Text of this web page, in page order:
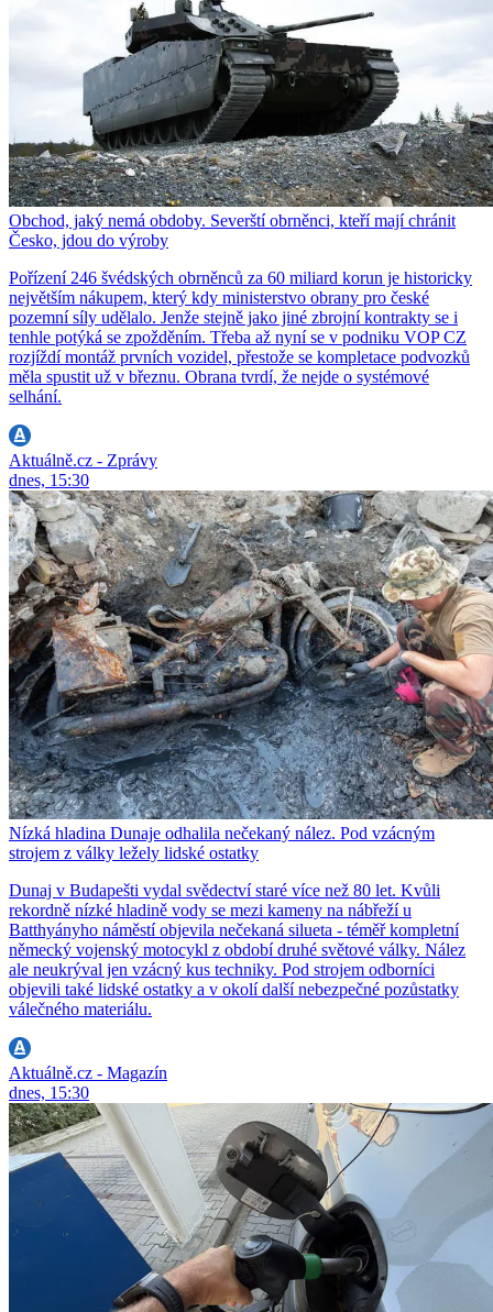
Obchod, jaký nemá obdoby. Severští obrněnci, kteří mají chránit
Česko, jdou do výroby
Pořízení 246 švédských obrněnců za 60 miliard korun je historicky
největším nákupem, který kdy ministerstvo obrany pro české
pozemní síly udělalo. Jenže stejně jako jiné zbrojní kontrakty se i
tenhle potýká se zpožděním. Třeba až nyní se v podniku VOP CZ
rozjíždí montáž prvních vozidel, přestože se kompletace podvozků
měla spustit už v březnu. Obrana tvrdí, že nejde o systémové
selhání.
Aktuálně.cz - Zprávy
dnes, 15:30
Nízká hladina Dunaje odhalila nečekaný nález. Pod vzácným
strojem z války ležely lidské ostatky
Dunaj v Budapešti vydal svědectví staré více než 80 let. Kvůli
rekordně nízké hladině vody se mezi kameny na nábřeží u
Batthyányho náměstí objevila nečekaná silueta - téměř kompletní
německý vojenský motocykl z období druhé světové války. Nález
ale neukrýval jen vzácný kus techniky. Pod strojem odborníci
objevili také lidské ostatky a v okolí další nebezpečné pozůstatky
válečného materiálu.
Aktuálně.cz - Magazín
dnes, 15:30